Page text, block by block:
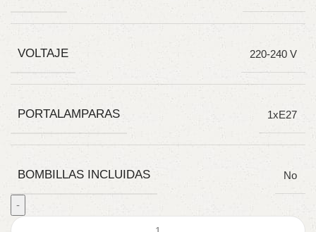
VOLTAJE 220-240 V
PORTALAMPARAS 1xE27
BOMBILLAS INCLUIDAS No